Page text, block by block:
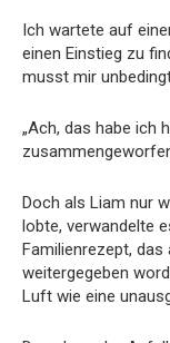
Ich wartete auf
einen Einstieg zu
musst mir
„Ach, das habe ich
Doch als Liam nur
lobte, verwandelte
Familienrezept,
weitergegeben
Luft wie eine